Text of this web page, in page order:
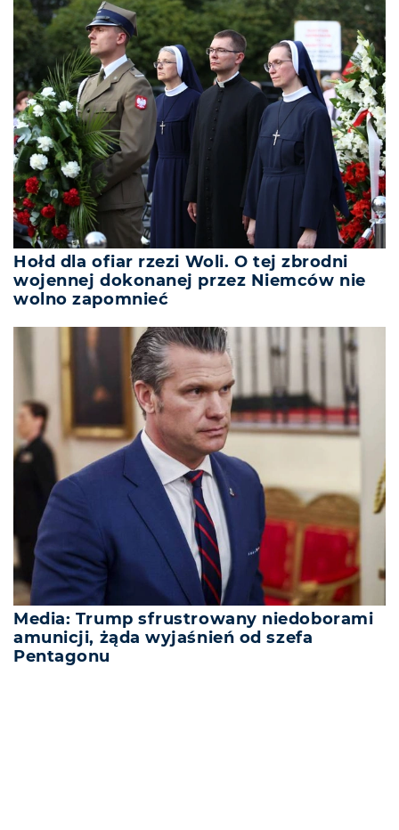
Hołd dla ofiar rzezi Woli. O tej zbrodni
wojennej dokonanej przez Niemców nie
wolno zapomnieć
Media: Trump sfrustrowany niedoborami
amunicji, żąda wyjaśnień od szefa
Pentagonu